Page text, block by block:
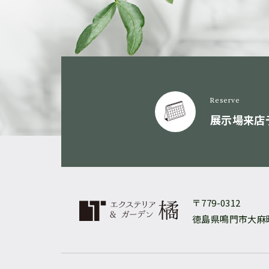
Reserve
展示場来店
〒779-0312
徳島県鳴門市大